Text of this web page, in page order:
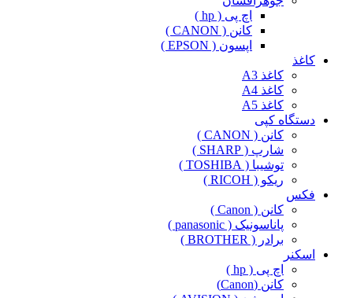
اچ پی ( hp )
کانن ( CANON )
اپسون ( EPSON )
کاغذ
کاغذ A3
کاغذ A4
کاغذ A5
دستگاه کپی
کانن ( CANON )
شارپ ( SHARP )
توشیبا ( TOSHIBA )
ریکو ( RICOH )
فکس
کانن ( Canon )
پاناسونیک ( panasonic )
برادر ( BROTHER )
اسکنر
اچ پی ( hp )
کانن (Canon)